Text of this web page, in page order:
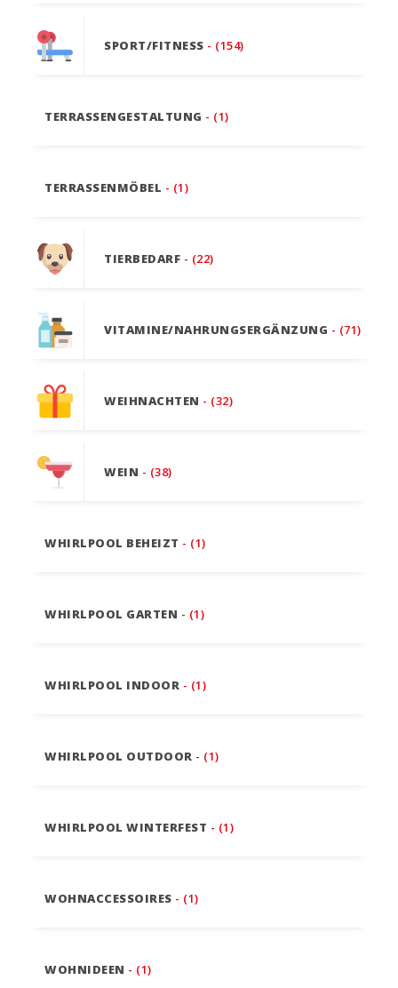
SPORT/FITNESS - (154)
TERRASSENGESTALTUNG - (1)
TERRASSENMÖBEL - (1)
TIERBEDARF - (22)
VITAMINE/NAHRUNGSERGÄNZUNG - (71)
WEIHNACHTEN - (32)
WEIN - (38)
WHIRLPOOL BEHEIZT - (1)
WHIRLPOOL GARTEN - (1)
WHIRLPOOL INDOOR - (1)
WHIRLPOOL OUTDOOR - (1)
WHIRLPOOL WINTERFEST - (1)
WOHNACCESSOIRES - (1)
WOHNIDEEN - (1)